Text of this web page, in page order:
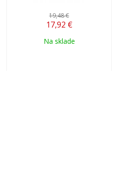
19,48 €
17,92 €
Na sklade